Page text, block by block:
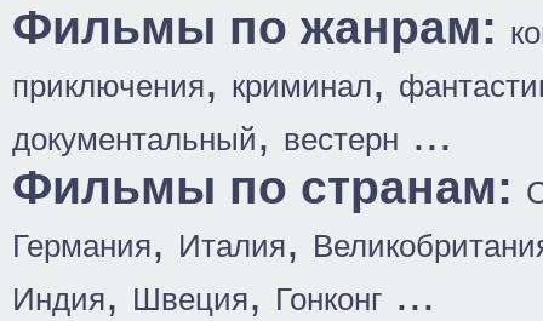
Фильмы по жанрам:
приключения, криминал,
документальный, вестерн ...
Фильмы по странам:
Германия, Италия,
Индия, Швеция, Гонконг ...